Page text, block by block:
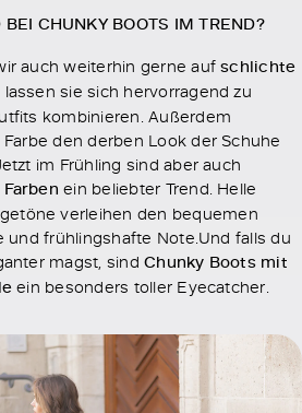
CHUNKY BOOTS IM TREND?
auch weiterhin gerne aufschlichte
lassen sie sich hervorragend zu
kombinieren. Außerdem
den derben Look der Schuhe
im Frühling sind aber auch
ein beliebter Trend. Helle
verleihen den bequemen
und frühlingshafte Note.Und falls du
magst, sindChunky Boots mit
ein besonders toller Eyecatcher.